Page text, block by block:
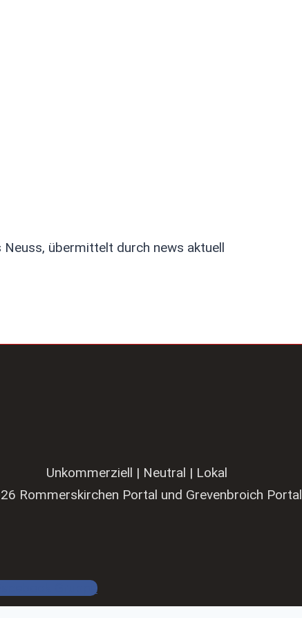
übermittelt durch news aktuell
Unkommerziell | Neutral | Lokal
Rommerskirchen Portal und Grevenbroich Portal
Facebook Gruppe